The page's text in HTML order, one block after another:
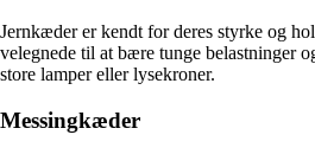
Jernkæder er kendt for deres styrke og
velegnede til at bære tunge belastninger
store lamper eller lysekroner.
Messingkæder